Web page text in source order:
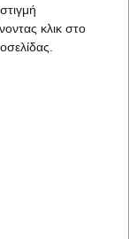
κλικ στο